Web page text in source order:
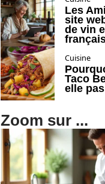
Les
site
de vin
Cuisine
Taco
elle
Zoom sur ...